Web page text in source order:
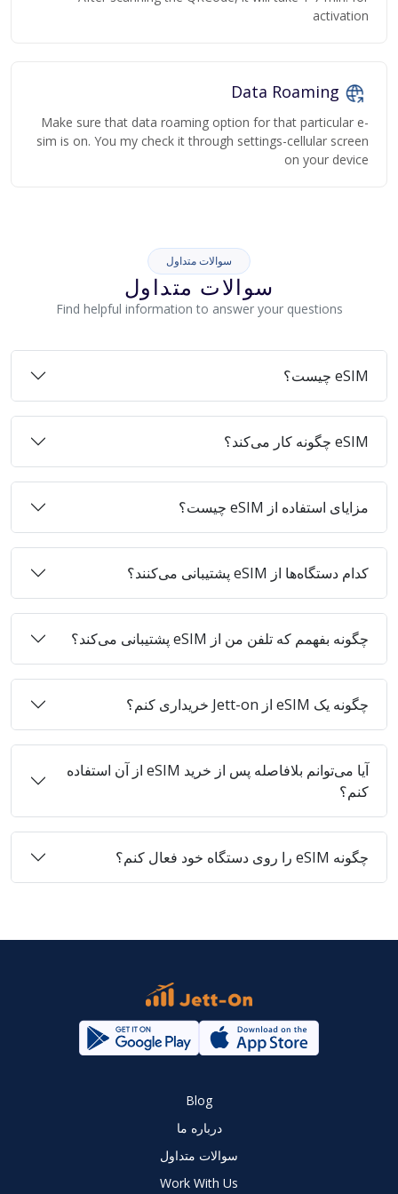
activation
Make sure that data roaming option for that particular e-
sim is on. You my check it through settings-cellular screen
on your device
سوالات متداول
سوالات متداول
Find helpful information to answer your questions
eSIM چیست؟
eSIM چگونه کار می‌کند؟
مزایای استفاده از eSIM چیست؟
کدام دستگاه‌ها از eSIM پشتیبانی می‌کنند؟
چگونه بفهمم که تلفن من از eSIM پشتیبانی می‌کند؟
چگونه یک eSIM از Jett-on خریداری کنم؟
آیا می‌توانم بلافاصله پس از خرید eSIM از آن استفاده
کنم؟
چگونه eSIM را روی دستگاه خود فعال کنم؟
Blog
درباره ما
سوالات متداول
Work With Us